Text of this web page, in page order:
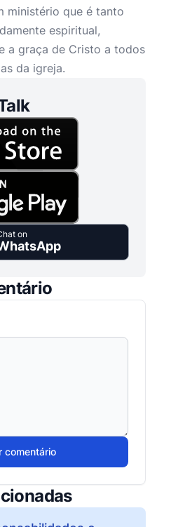
ministério que é tanto
espiritual,
a graça de Cristo a todos
da igreja.
on
comentário